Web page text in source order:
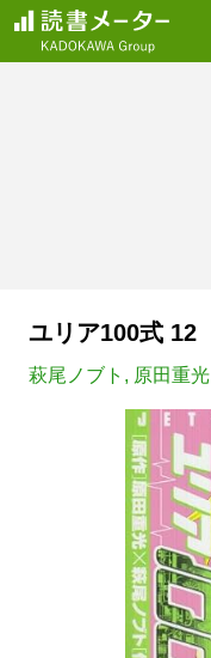
ユリア100式 12
萩尾ノブト , 原田重光